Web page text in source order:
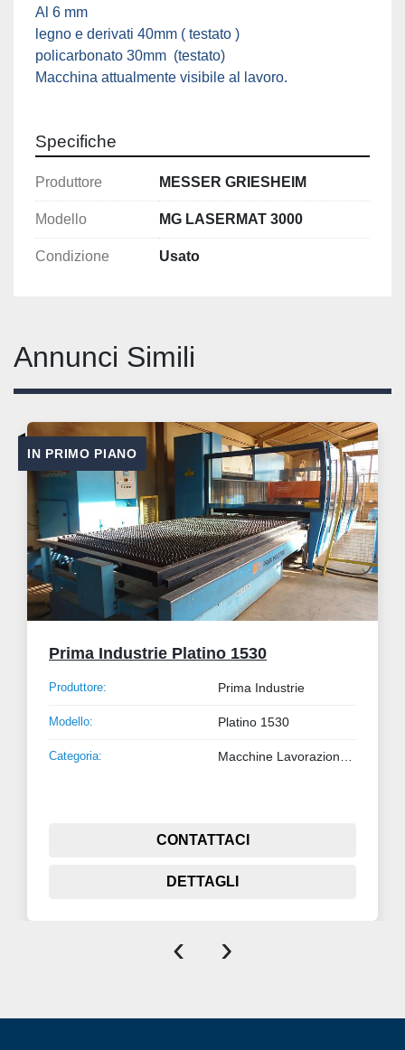
Al 6 mm
legno e derivati 40mm ( testato )
policarbonato 30mm  (testato)
Macchina attualmente visibile al lavoro.
Specifiche
Produttore MESSER GRIESHEIM
Modello MG LASERMAT 3000
Condizione Usato
Annunci Simili
IN PRIMO PIANO
Prima Industrie Platino 1530
Produttore: Prima Industrie
Modello: Platino 1530
Categoria:
CONTATTACI
DETTAGLI
‹ ›